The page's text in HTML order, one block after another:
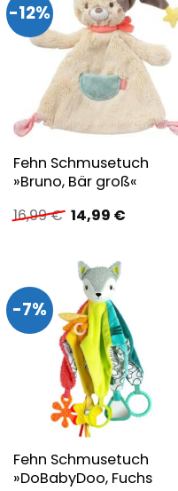
-12%
Fehn Schmusetuch
»Bruno, Bär groß«
16,99€ Ursprünglicher
Preis
16,99 €
14,99 €Aktueller
-7%
Fehn Schmusetuch
»DoBabyDoo, Fuchs